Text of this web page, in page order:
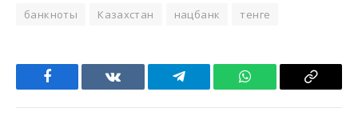
банкноты Казахстан нацбанк тенге
Facebook VKontakteTelegram WhatsApp Copy